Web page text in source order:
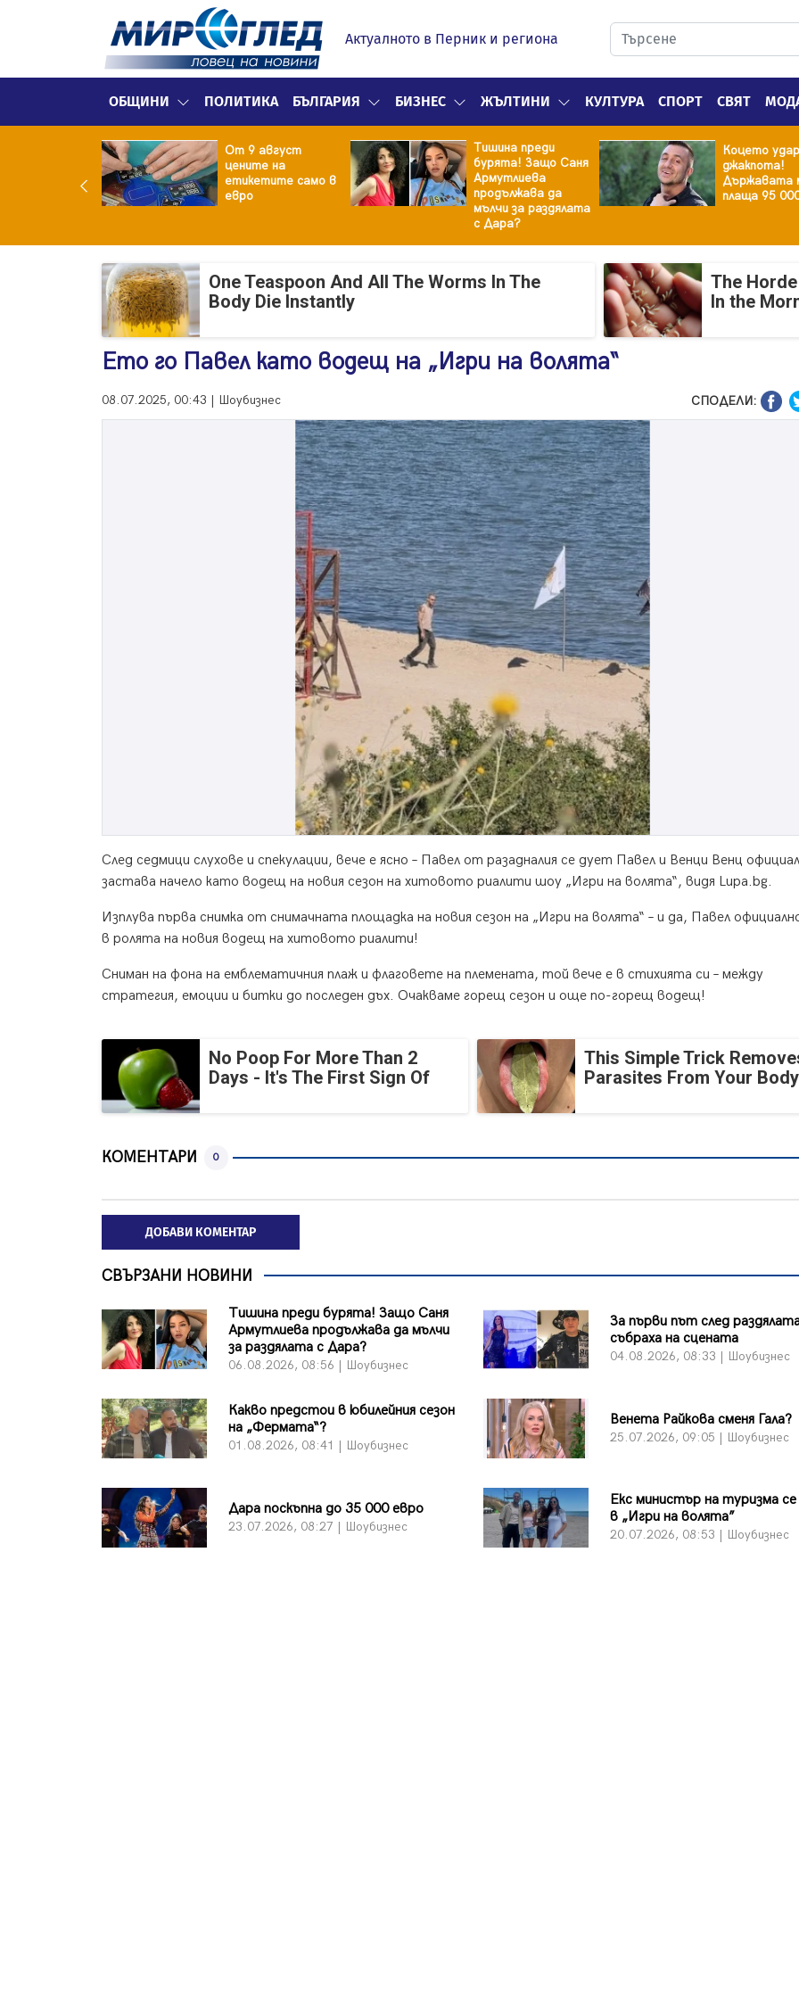
Актуалното в Перник и региона
ОБЩИНИ ПОЛИТИКА БЪЛГАРИЯ БИЗНЕС ЖЪЛТИНИ КУЛТУРА СПОРТ СВЯТ
От 9 август
цените на
етикетите само в
евро
Тишина преди
бурята! Защо Саня
Армутлиева
продължава да
мълчи за раздялата
с Дара?
Коцето
джакпота!
Държавата
плаща 95
One Teaspoon And All The Worms In The
Body Die Instantly
The
In the
Ето го Павел като водещ на „Игри на волята“
08.07.2025, 00:43 | Шоубизнес СПОДЕЛИ:
След седмици слухове и спекулации, вече е ясно – Павел от разадналия се дует Павел и Венци Венц
застава начело като водещ на новия сезон на хитовото риалити шоу „Игри на волята“, видя Lupa.bg.
Изплува първа снимка от снимачната площадка на новия сезон на „Игри на волята“ – и да, Павел
в ролята на новия водещ на хитовото риалити!
Сниман на фона на емблематичния плаж и флаговете на племената, той вече е в стихията си – между
стратегия, емоции и битки до последен дъх. Очакваме горещ сезон и още по-горещ водещ!
No Poop For More Than 2
Days - It's The First Sign Of
This Simple Trick
Parasites From Your
КОМЕНТАРИ 0
ДОБАВИ КОМЕНТАР
СВЪРЗАНИ НОВИНИ
Тишина преди бурята! Защо Саня
Армутлиева продължава да мълчи
за раздялата с Дара?
06.08.2026, 08:56 | Шоубизнес
За първи път след
събраха на сцената
04.08.2026, 08:33 | Шоубизнес
Какво предстои в юбилейния сезон
на „Фермата“?
01.08.2026, 08:41 | Шоубизнес
Венета Райкова сменя Гала?
25.07.2026, 09:05 | Шоубизнес
Дара поскъпна до 35 000 евро
23.07.2026, 08:27 | Шоубизнес
Екс министър на туризма се
в „Игри на волята”
20.07.2026, 08:53 | Шоубизнес